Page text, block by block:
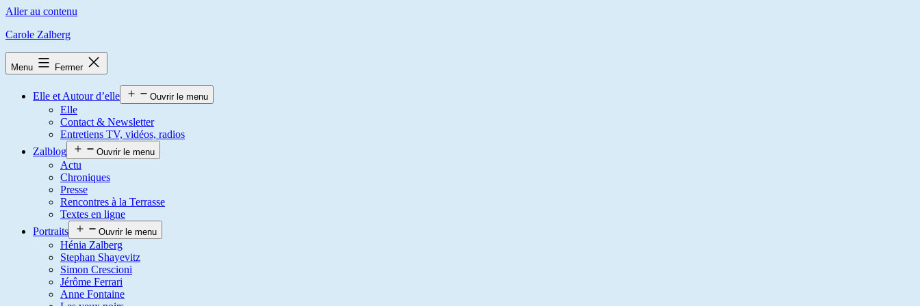
Aller au contenu
Carole Zalberg
Menu Fermer
Elle et Autour d’elle Ouvrir le menu
Elle
Contact & Newsletter
Entretiens TV, vidéos, radios
Zalblog
Ouvrir le menu
Actu
Chroniques
Presse
Rencontres à la Terrasse
Textes en ligne
Portraits
Ouvrir le menu
Hénia Zalberg
Stephan Shayevitz
Simon Crescioni
Jérôme Ferrari
Anne Fontaine